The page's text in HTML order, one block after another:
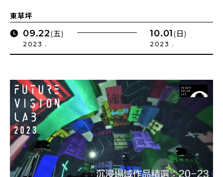
東草坪
09.22(五)
2023 .
10.01(日)
2023 .